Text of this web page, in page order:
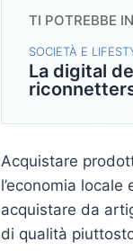
TI POTREBBE
SOCIETÀ E
La digital
Acquistare
l’economia
acquistare da
di qualità